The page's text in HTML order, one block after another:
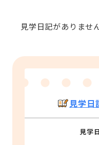
見学日記がありません
見学日
見学